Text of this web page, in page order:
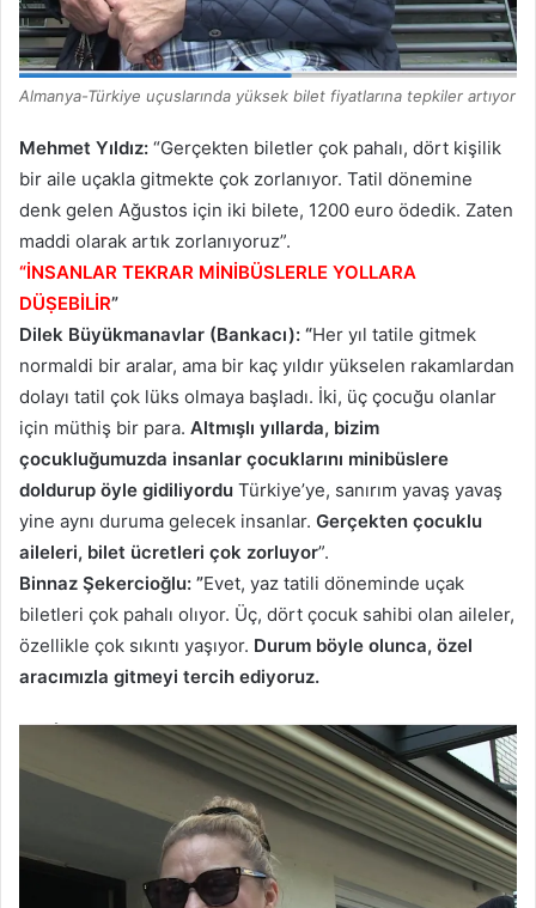
Almanya-Türkiye uҫuslarında yüksek bilet fiyatlarına tepkiler artıyor
Mehmet Yıldız: “Gerçekten biletler çok pahalı, dört kişilik
bir aile uçakla gitmekte çok zorlanıyor. Tatil dönemine
denk gelen Ağustos için iki bilete, 1200 euro ödedik. Zaten
maddi olarak artık zorlanıyoruz”.
“İNSANLAR TEKRAR MİNİBÜSLERLE YOLLARA
DÜṢEBİLİR”
Dilek Büyükmanavlar (Bankacı): “Her yıl tatile gitmek
normaldi bir aralar, ama bir kaç yıldır yükselen rakamlardan
dolayı tatil çok lüks olmaya başladı. İki, üç çocuğu olanlar
için müthiş bir para. Altmışlı yıllarda, bizim
çocukluğumuzda insanlar çocuklarını minibüslere
doldurup öyle gidiliyordu Türkiye’ye, sanırım yavaş yavaş
yine aynı duruma gelecek insanlar. Gerçekten çocuklu
aileleri, bilet ücretleri çok zorluyor”.
Binnaz Şekercioğlu: ”Evet, yaz tatili döneminde uçak
biletleri çok pahalı olıyor. Üç, dört çocuk sahibi olan aileler,
özellikle çok sıkıntı yaşıyor. Durum böyle olunca, özel
aracımızla gitmeyi tercih ediyoruz.